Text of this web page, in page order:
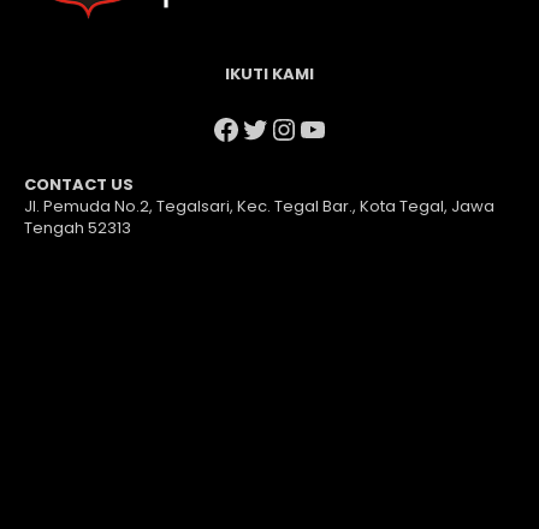
IKUTI KAMI
Facebook
Twitter
Instagram
YouTube
CONTACT US
Jl. Pemuda No.2, Tegalsari, Kec. Tegal Bar., Kota Tegal, Jawa
Tengah 52313